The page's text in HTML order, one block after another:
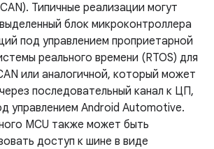
Типичные реализации могут
блок микроконтроллера
под управлением проприетарной
реального времени (RTOS) для
или аналогичной, который может
последовательный канал к ЦП,
управлением Android Automotive.
MCU также может быть
доступ к шине в виде